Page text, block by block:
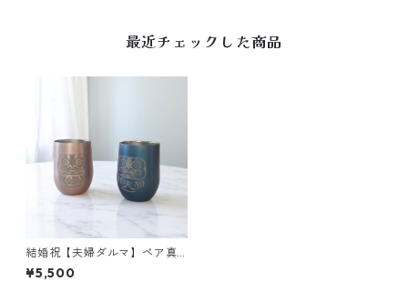
最近チェックした商品
結婚祝【夫婦ダルマ】ペア真
空ステンレスサーモタンブラ
¥5,500